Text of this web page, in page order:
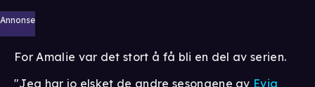
Annonse
For Amalie var det stort å få bli en del av serien.
"Jeg har jo elsket de andre sesongene av Evig